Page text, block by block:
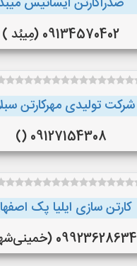
09134570402 (مِیبُد )
شرکت تولیدی مهرکارتن
09127154308 ()
کارتن سازی ایلیا پک
09923628634 (خمینی‌شهر )